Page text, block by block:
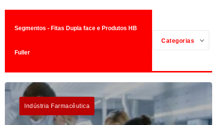
Segmentos - Fitas Dupla face e Produtos HB
Fuller
Categorias
Indústria Farmacêutica